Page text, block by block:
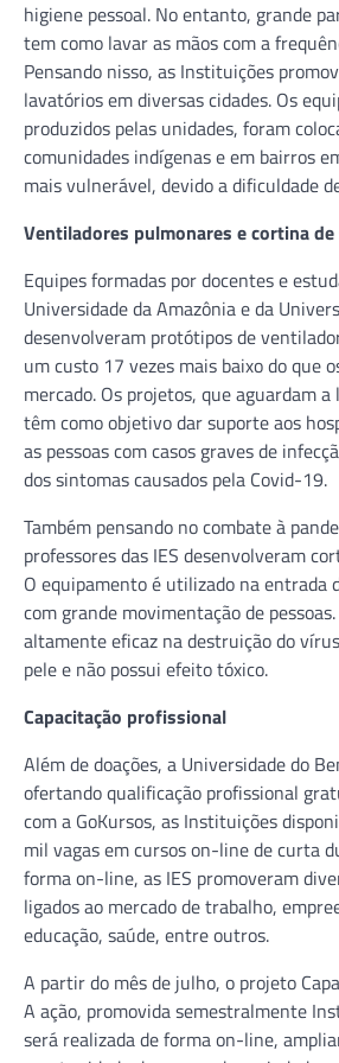
higiene pessoal. No entanto, grande
tem como lavar as mãos com a
Pensando nisso, as Instituições
lavatórios em diversas cidades. Os
produzidos pelas unidades, foram
comunidades indígenas e em bairros
mais vulnerável, devido a dificuldade
Ventiladores pulmonares e cortina de
Equipes formadas por docentes e
Universidade da Amazônia e da
desenvolveram protótipos de
um custo 17 vezes mais baixo do que
mercado. Os projetos, que aguardam
têm como objetivo dar suporte aos
as pessoas com casos graves de
dos sintomas causados pela Covid-19.
Também pensando no combate à
professores das IES desenvolveram
O equipamento é utilizado na entrada
com grande movimentação de
altamente eficaz na destruição do
pele e não possui efeito tóxico.
Capacitação profissional
Além de doações, a Universidade do
ofertando qualificação profissional
com a GoKursos, as Instituições
mil vagas em cursos on-line de curta
forma on-line, as IES promoveram
ligados ao mercado de trabalho,
educação, saúde, entre outros.
A partir do mês de julho, o projeto
A ação, promovida semestralmente
será realizada de forma on-line,